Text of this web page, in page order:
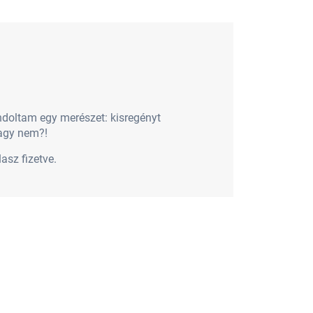
egy merészet: kisregényt
nem?!
fizetve.